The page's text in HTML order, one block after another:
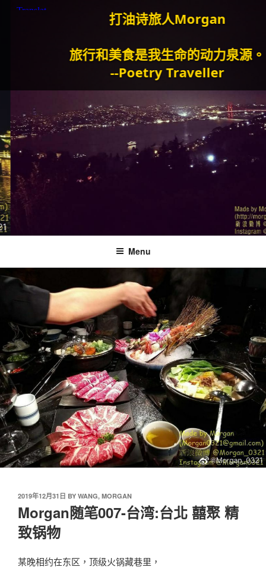
打油诗旅人Morgan
旅行和美食是我生命的动力泉源。
--Poetry Traveller
Menu
2019年12月31日 BY WANG, MORGAN
Morgan随笔007-台湾:台北 囍聚 精
致锅物
某晚相约在东区，顶级火锅藏巷里，